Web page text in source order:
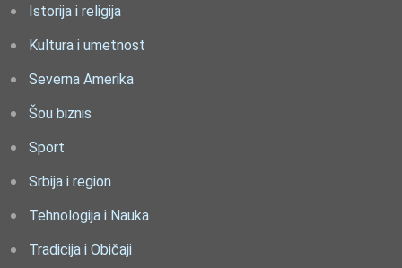
Istorija i religija
Kultura i umetnost
Severna Amerika
Šou biznis
Sport
Srbija i region
Tehnologija i Nauka
Tradicija i Običaji